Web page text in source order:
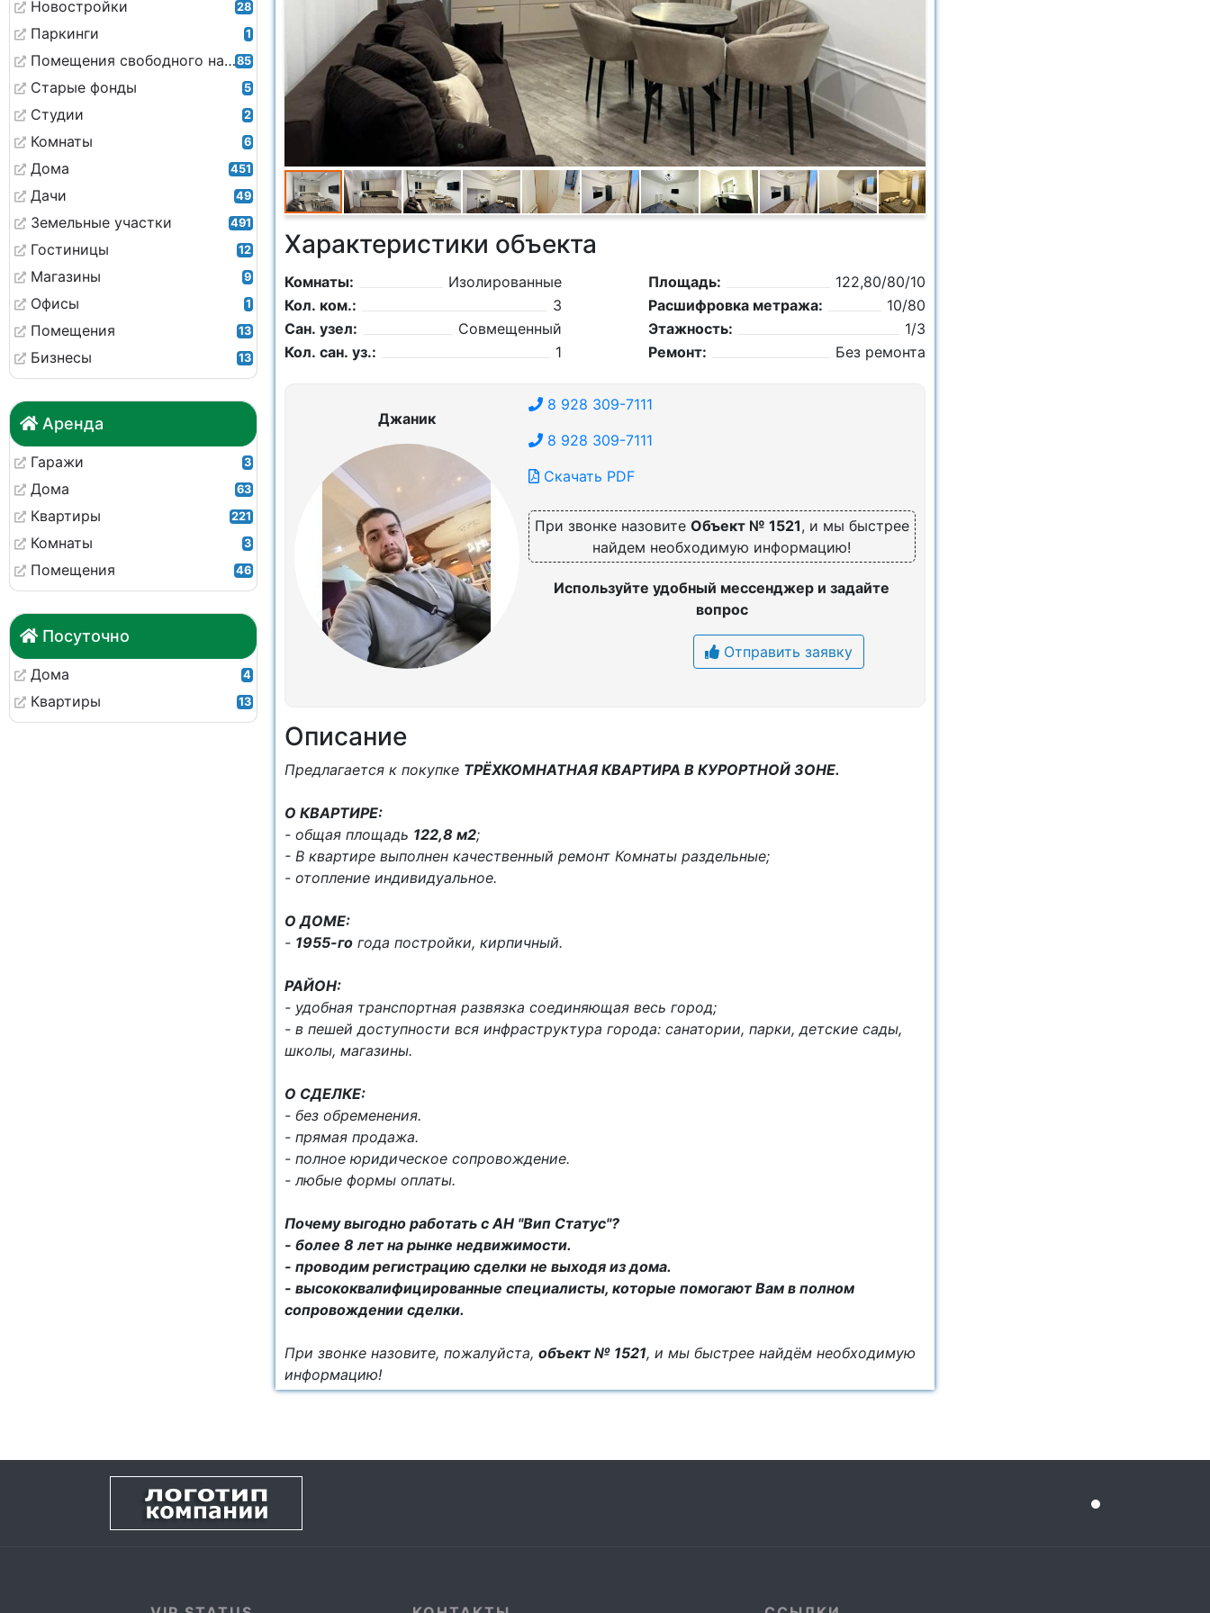
Новостройки 28
Паркинги 1
Помещения свободного назначения85
Старые фонды 5
Студии 2
Комнаты 6
Дома 451
Дачи 49
Земельные участки 491
Гостиницы 12
Магазины 9
Офисы 1
Помещения 13
Бизнесы 13
Аренда
Гаражи 3
Дома 63
Квартиры 221
Комнаты 3
Помещения 46
Посуточно
Дома 4
Квартиры 13
Характеристики объекта
Комнаты:
Изолированные
Кол. ком.:
3
Сан. узел:
Совмещенный
Кол. сан. уз.:
1
Площадь:
122,80/80/10
Расшифровка метража:
10/80
Этажность:
1/3
Ремонт:
Без ремонта
Джаник
8 928 309-7111
8 928 309-7111
Скачать PDF
При звонке назовите Объект № 1521, и мы быстрее
найдем необходимую информацию!
Используйте удобный мессенджер и задайте
вопрос
Отправить заявку
Описание
Предлагается к покупке ТРЁХКОМНАТНАЯ КВАРТИРА В КУРОРТНОЙ ЗОНЕ.
О КВАРТИРЕ:
- общая площадь 122,8 м2;
- В квартире выполнен качественный ремонт Комнаты раздельные;
- отопление индивидуальное.
О ДОМЕ:
- 1955-гогода постройки, кирпичный.
РАЙОН:
- удобная транспортная развязка соединяющая весь город;
- в пешей доступности вся инфраструктура города: санатории, парки, детские сады,
школы, магазины.
О СДЕЛКЕ:
- без обременения.
- прямая продажа.
- полное юридическое сопровождение.
- любые формы оплаты.
Почему выгодно работать с АН "Вип Статус"?
- более 8 лет на рынке недвижимости.
- проводим регистрацию сделки не выходя из дома.
- высококвалифицированные специалисты, которые помогают Вам в полном
сопровождении сделки.
При звонке назовите, пожалуйста, объект № 1521, и мы быстрее найдём необходимую
информацию!